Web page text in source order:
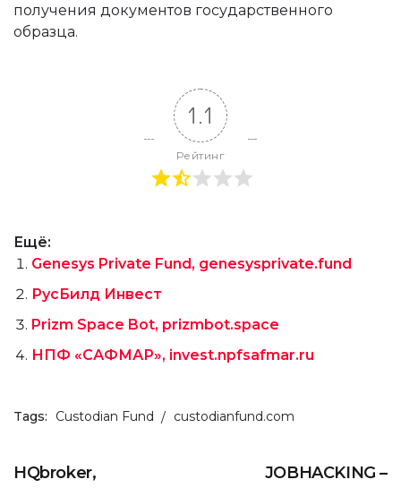
получения документов государственного
образца.
1.1
Рейтинг
Ещё:
Genesys Private Fund, genesysprivate.fund
РусБилд Инвест
Prizm Spaсe Bot, prizmbot.space
НПФ «САФМАР», invest.npfsafmar.ru
Tags: Custodian Fund custodianfund.com
HQbroker,
JOBHACKING –